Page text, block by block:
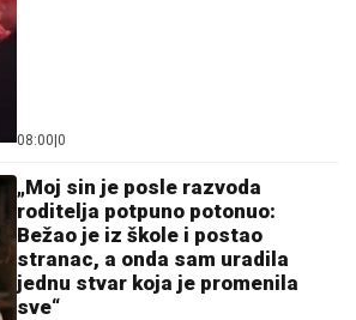
08:00|0
„Moj sin je posle razvoda
roditelja potpuno potonuo:
Bežao je iz škole i postao
stranac, a onda sam uradila
jednu stvar koja je promenila
sve“